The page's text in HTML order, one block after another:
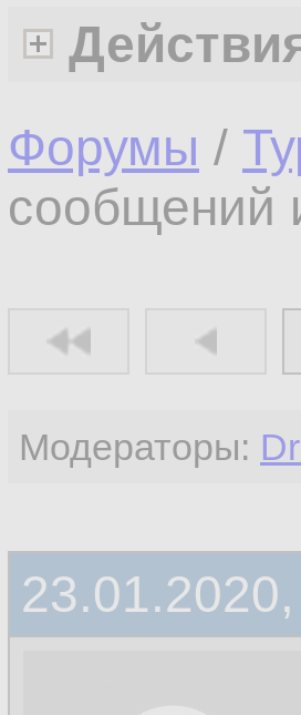
Форумы /
сообщений
Модераторы: